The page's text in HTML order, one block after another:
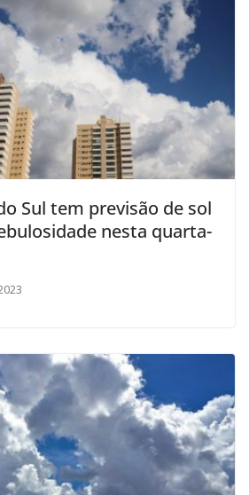
Sul tem previsão de sol
nesta quarta-